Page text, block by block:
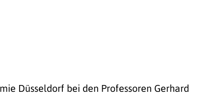
Düsseldorf bei den Professoren Gerhard